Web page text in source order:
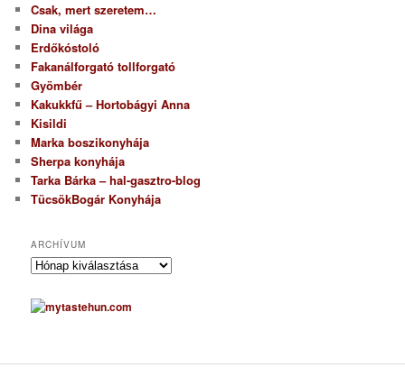
Csak, mert szeretem…
Dina világa
Erdőkóstoló
Fakanálforgató tollforgató
Gyömbér
Kakukkfű – Hortobágyi Anna
Kisildi
Marka boszikonyhája
Sherpa konyhája
Tarka Bárka – hal-gasztro-blog
TücsökBogár Konyhája
ARCHÍVUM
A
c
h
u